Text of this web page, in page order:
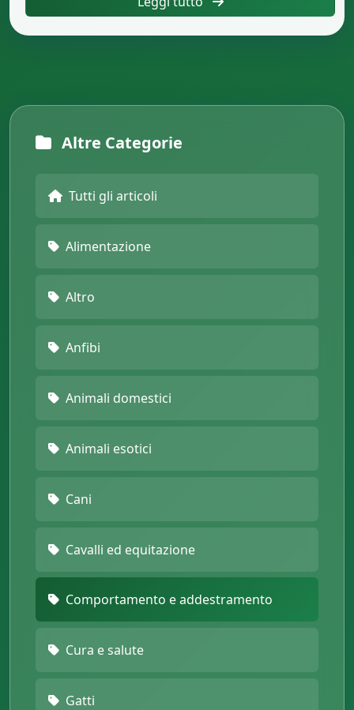
Altre Categorie
Tutti gli articoli
Alimentazione
Altro
Anfibi
Animali domestici
Animali esotici
Cani
Cavalli ed equitazione
Comportamento e addestramento
Cura e salute
Gatti